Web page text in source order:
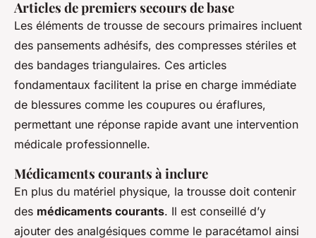
Articles de premiers secours de base
Les éléments de trousse de secours primaires incluent
des pansements adhésifs, des compresses stériles et
des bandages triangulaires. Ces articles
fondamentaux facilitent la prise en charge immédiate
de blessures comme les coupures ou éraflures,
permettant une réponse rapide avant une intervention
médicale professionnelle.
Médicaments courants à inclure
En plus du matériel physique, la trousse doit contenir
des médicaments courants. Il est conseillé d’y
ajouter des analgésiques comme le paracétamol ainsi